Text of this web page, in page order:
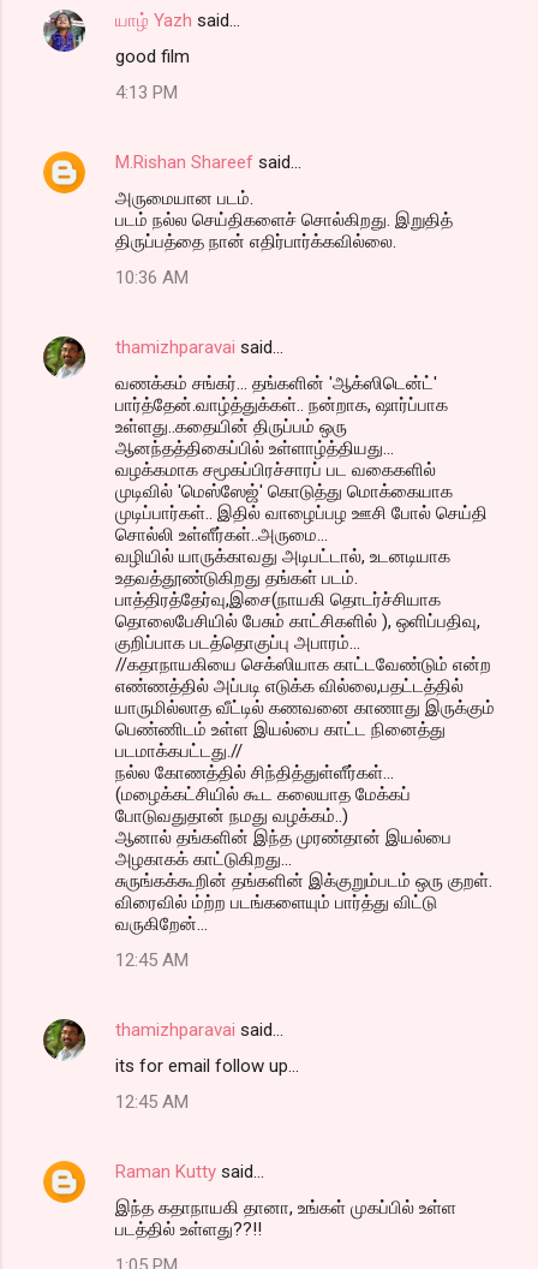
யாழ் Yazh said…
good film
4:13 PM
M.Rishan Shareef said…
அருமையான படம்.
படம் நல்ல செய்திகளைச் சொல்கிறது. இறுதித்
திருப்பத்தை நான் எதிர்பார்க்கவில்லை.
10:36 AM
thamizhparavai said…
வணக்கம் சங்கர்... தங்களின் 'ஆக்ஸிடென்ட்'
பார்த்தேன்.வாழ்த்துக்கள்.. நன்றாக, ஷார்ப்பாக
உள்ளது..கதையின் திருப்பம் ஒரு
ஆனந்தத்திகைப்பில் உள்ளாழ்த்தியது...
வழக்கமாக சமூகப்பிரச்சாரப் பட வகைகளில்
முடிவில் 'மெஸ்ஸேஜ்' கொடுத்து மொக்கையாக
முடிப்பார்கள்.. இதில் வாழைப்பழ ஊசி போல் செய்தி
சொல்லி உள்ளீர்கள்..அருமை...
வழியில் யாருக்காவது அடிபட்டால், உடனடியாக
உதவத்தூண்டுகிறது தங்கள் படம்.
பாத்திரத்தேர்வு,இசை(நாயகி தொடர்ச்சியாக
தொலைபேசியில் பேசும் காட்சிகளில் ), ஒளிப்பதிவு,
குறிப்பாக படத்தொகுப்பு அபாரம்...
//கதாநாயகியை செக்ஸியாக காட்டவேண்டும் என்ற
எண்ணத்தில் அப்படி எடுக்க வில்லை,பதட்டத்தில்
யாருமில்லாத வீட்டில் கணவனை காணாது இருக்கும்
பெண்ணிடம் உள்ள இயல்பை காட்ட நினைத்து
படமாக்கபட்டது.//
நல்ல கோணத்தில் சிந்தித்துள்ளீர்கள்...
(மழைக்கட்சியில் கூட கலையாத மேக்கப்
போடுவதுதான் நமது வழக்கம்..)
ஆனால் தங்களின் இந்த முரண்தான் இயல்பை
அழகாகக் காட்டுகிறது...
சுருங்கக்கூறின் தங்களின் இக்குறும்படம் ஒரு குறள்.
விரைவில் ம்ற்ற படங்களையும் பார்த்து விட்டு
வருகிறேன்...
12:45 AM
thamizhparavai said…
its for email follow up...
12:45 AM
Raman Kutty said…
இந்த கதாநாயகி தானா, உங்கள் முகப்பில் உள்ள
படத்தில் உள்ளது??!!